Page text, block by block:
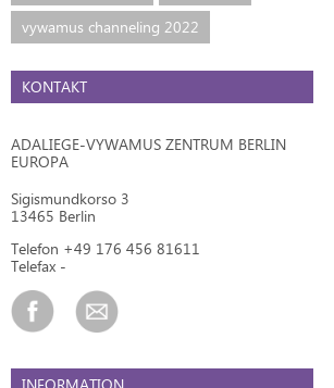
vywamus channeling 2022
KONTAKT
ADALIEGE-VYWAMUS ZENTRUM BERLIN
EUROPA
Sigismundkorso 3
13465 Berlin
Telefon +49 176 456 81611
Telefax -